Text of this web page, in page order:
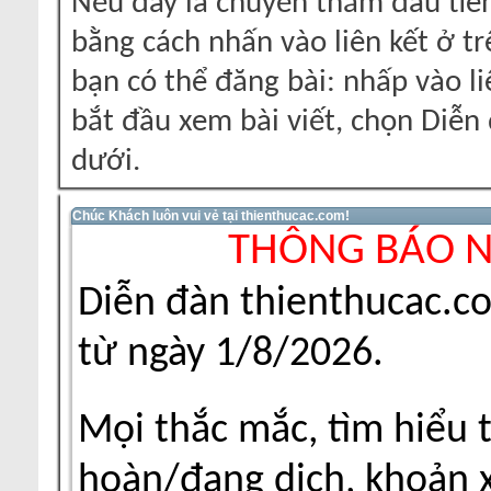
bằng cách nhấn vào liên kết ở
bạn có thể đăng bài: nhấp vào
bắt đầu xem bài viết, chọn
dưới.
Chúc Khách luôn vui vẻ tại thienthucac.com!
THÔNG BÁO
Diễn đàn
từ ngày 1/8/2026.
Mọi thắc mắc, tìm hiểu
hoàn/đang dịch, khoản